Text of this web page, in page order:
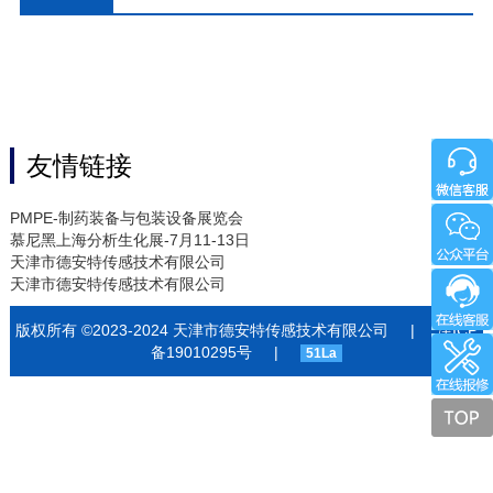
友情链接
PMPE-制药装备与包装设备展览会
慕尼黑上海分析生化展-7月11-13日
天津市德安特传感技术有限公司
天津市德安特传感技术有限公司
版权所有 ©2023-2024 天津市德安特传感技术有限公司 |津ICP
备19010295号| 51La